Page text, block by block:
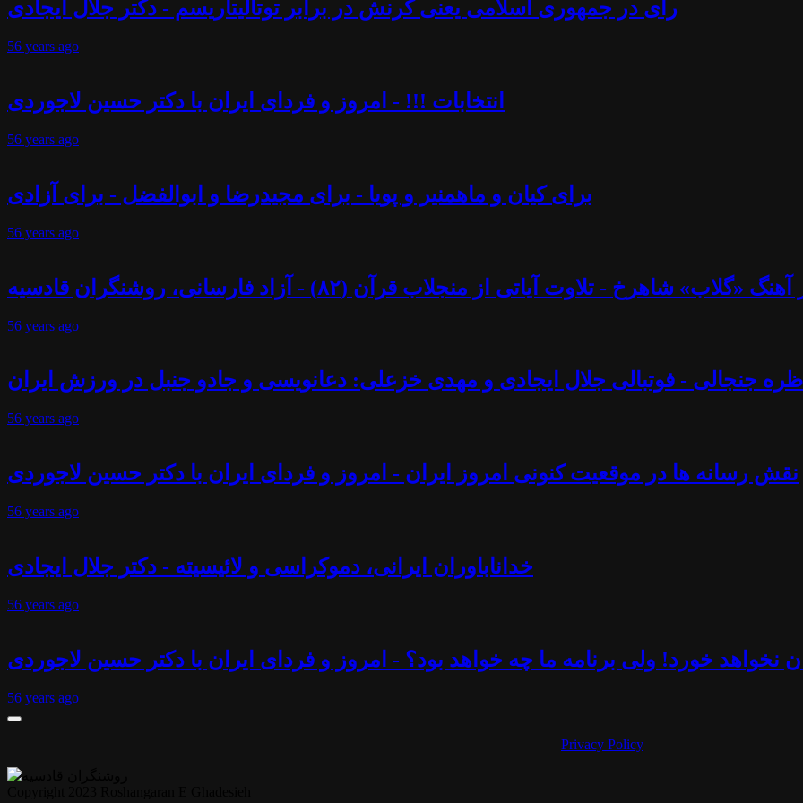
رأی در جمهوری اسلامی یعنی کُرنش در برابر توتالیتاریسم - دکتر جلال ایجادی
56 years ago
انتخابات !!! - امروز و فردای ایران با دکتر حسین لاجوردی
56 years ago
برای کیان و ماهمنیر و پویا - برای مجیدرضا و ابوالفضل - برای آزادی
56 years ago
«گلاب» شاهرخ - تلاوت آیاتی از منجلاب قرآن (۸۲) - آزاد فارسانی، روشنگران قادسیه
56 years ago
جنجالی - فوتبالی جلال ایجادی و مهدی خزعلی: دعانویسی و جادو جنبل در ورزش ایران
56 years ago
نقش رسانه ها در موقعیت کنونی امروز ایران - امروز و فردای ایران با دکتر حسین لاجوردی
56 years ago
خداناباوران ایرانی، دموکراسی و لائیسیته - دکتر جلال ایجادی
56 years ago
نخواهد خورد! ولی برنامه ما چه خواهد بود؟ - امروز و فردای ایران با دکتر حسین لاجوردی
56 years ago
Privacy Policy